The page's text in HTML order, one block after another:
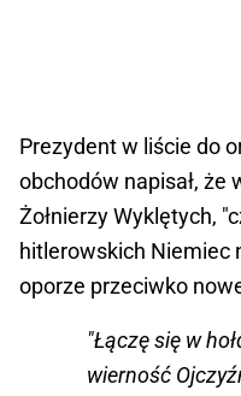
Prezydent w liście do
obchodów napisał, że
Żołnierzy Wyklętych,
hitlerowskich Niemiec
oporze przeciwko
"Łączę się w
wierność